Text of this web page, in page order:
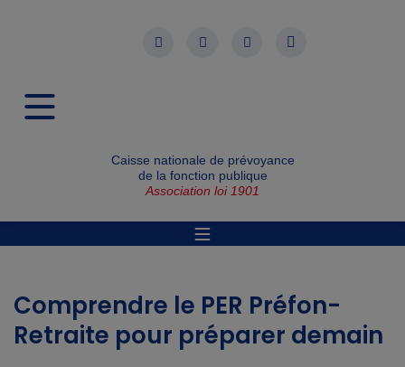
Caisse nationale de prévoyance
de la fonction publique
Association loi 1901
Comprendre le PER Préfon-
Retraite pour préparer demain